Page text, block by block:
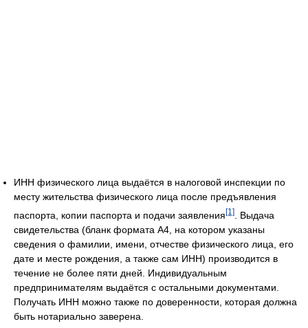
ИНН физического лица выдаётся в налоговой инспекции по
месту жительства физического лица после предъявления
паспорта, копии паспорта и подачи заявления[1]
. Выдача
свидетельства (бланк формата А4, на котором указаны
сведения о фамилии, имени, отчестве физического лица, его
дате и месте рождения, а также сам ИНН) производится в
течение не более пяти дней. Индивидуальным
предпринимателям выдаётся с остальными документами.
Получать ИНН можно также по доверенности, которая должна
быть нотариально заверена.